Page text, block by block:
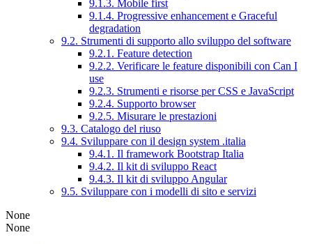
9.1.3. Mobile first
9.1.4. Progressive enhancement e Graceful
degradation
9.2. Strumenti di supporto allo sviluppo del software
9.2.1. Feature detection
9.2.2. Verificare le feature disponibili con Can I
use
9.2.3. Strumenti e risorse per CSS e JavaScript
9.2.4. Supporto browser
9.2.5. Misurare le prestazioni
9.3. Catalogo del riuso
9.4. Sviluppare con il design system .italia
9.4.1. Il framework Bootstrap Italia
9.4.2. Il kit di sviluppo React
9.4.3. Il kit di sviluppo Angular
9.5. Sviluppare con i modelli di sito e servizi
None
None